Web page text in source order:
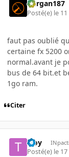
kurgan187
Posté(e) le
faut pas oublié
certaine fx 5200
normal.avant je
bus de 64 bit.et
1go ram.
Citer
troy
Posté(e) le